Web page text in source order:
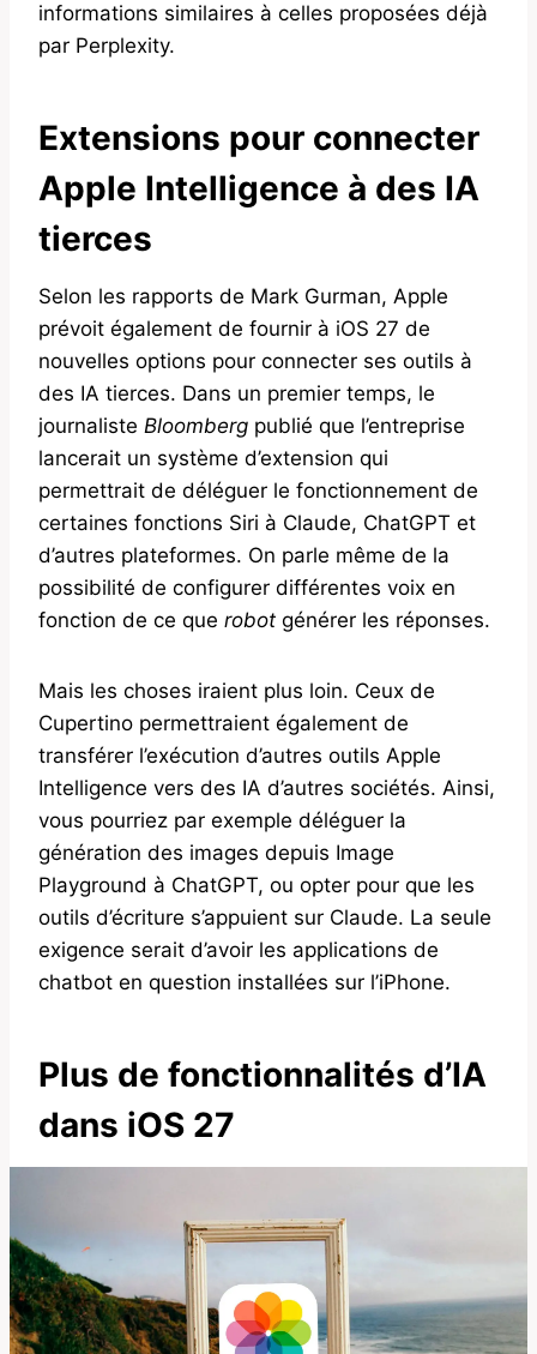
informations similaires à celles proposées déjà
par Perplexity.
Extensions pour connecter
Apple Intelligence à des IA
tierces
Selon les rapports de Mark Gurman, Apple
prévoit également de fournir à iOS 27 de
nouvelles options pour connecter ses outils à
des IA tierces. Dans un premier temps, le
journaliste Bloomberg publié que l’entreprise
lancerait un système d’extension qui
permettrait de déléguer le fonctionnement de
certaines fonctions Siri à Claude, ChatGPT et
d’autres plateformes. On parle même de la
possibilité de configurer différentes voix en
fonction de ce que robot générer les réponses.
Mais les choses iraient plus loin. Ceux de
Cupertino permettraient également de
transférer l’exécution d’autres outils Apple
Intelligence vers des IA d’autres sociétés. Ainsi,
vous pourriez par exemple déléguer la
génération des images depuis Image
Playground à ChatGPT, ou opter pour que les
outils d’écriture s’appuient sur Claude. La seule
exigence serait d’avoir les applications de
chatbot en question installées sur l’iPhone.
Plus de fonctionnalités d’IA
dans iOS 27